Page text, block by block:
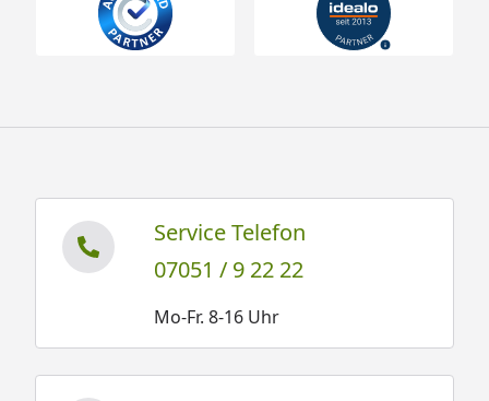
Service Telefon
07051 / 9 22 22
Mo-Fr. 8-16 Uhr